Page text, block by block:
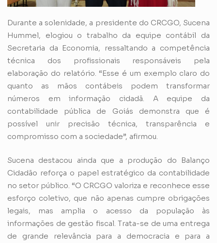
Durante a solenidade, a presidente do CRCGO, Sucena
Hummel, elogiou o trabalho da equipe contábil da
Secretaria da Economia, ressaltando a competência
técnica dos profissionais responsáveis pela
elaboração do relatório. “Esse é um exemplo claro do
quanto as mãos contábeis podem transformar
números em informação cidadã. A equipe da
contabilidade pública de Goiás demonstra que é
possível unir precisão técnica, transparência e
compromisso com a sociedade”, afirmou.
Sucena destacou ainda que a produção do Balanço
Cidadão reforça o papel estratégico da contabilidade
no setor público. “O CRCGO valoriza e reconhece esse
esforço coletivo, que não apenas cumpre obrigações
legais, mas amplia o acesso da população às
informações de gestão fiscal. Trata-se de uma entrega
de grande relevância para a democracia e para a